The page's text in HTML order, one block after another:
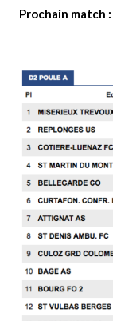
Prochain match :